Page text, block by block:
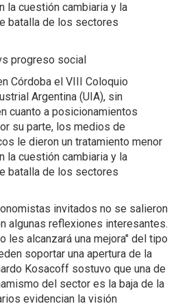
la cuestión cambiaria y la
batalla de los sectores
Córdoba el VIII Coloquio
Argentina (UIA), sin
cuanto a posicionamientos
su parte, los medios de
le dieron un tratamiento menor
la cuestión cambiaria y la
batalla de los sectores
invitados no se salieron
algunas reflexiones interesantes.
les alcanzará una mejora" del tipo
soportar una apertura de la
Kosacoff sostuvo que una de
del sector es la baja de la
evidencian la visión